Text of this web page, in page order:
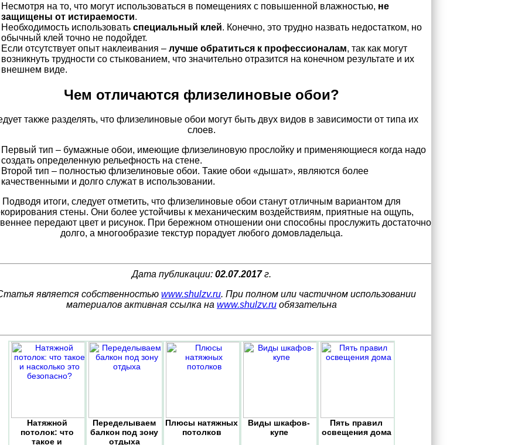
Несмотря на то, что могут использоваться в помещениях с повышенной влажностью, не
защищены от истираемости.
Необходимость использовать специальный клей. Конечно, это трудно назвать недостатком, но
обычный клей точно не подойдет.
Если отсутствует опыт наклеивания – лучше обратиться к профессионалам, так как могут
возникнуть трудности со стыкованием, что значительно отразится на конечном результате и их
внешнем виде.
Чем отличаются флизелиновые обои?
также разделять, что флизелиновые обои могут быть двух видов в зависимости от типа их
слоев.
Первый тип – бумажные обои, имеющие флизелиновую прослойку и применяющиеся когда надо
создать определенную рельефность на стене.
Второй тип – полностью флизелиновые обои. Такие обои «дышат», являются более
качественными и долго служат в использовании.
Подводя итоги, следует отметить, что флизелиновые обои станут отличным вариантом для
стены. Они более устойчивы к механическим воздействиям, приятные на ощупь,
передают цвет и рисунок. При бережном отношении они способны прослужить достаточно
долго, а многообразие текстур порадует любого домовладельца.
Дата публикации: 02.07.2017г.
является собственностью www.shulzv.ru. При полном или частичном использовании
материалов активная ссылка на www.shulzv.ru обязательна
Натяжной
потолок: что
такое и
Переделываем
балкон под зону
отдыха
Плюсы натяжных
потолков
Виды шкафов-
купе
Пять правил
освещения дома